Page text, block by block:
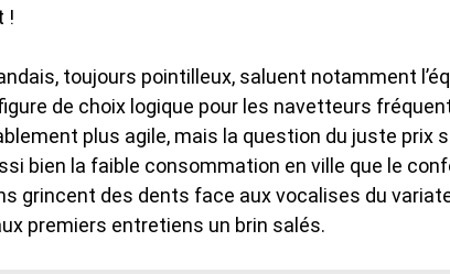
!
toujours pointilleux, saluent notamment
de choix logique pour les navetteurs
plus agile, mais la question du juste prix
bien la faible consommation en ville que le
grincent des dents face aux vocalises du
premiers entretiens un brin salés.